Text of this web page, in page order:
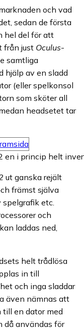
och vad
sedan de första
hel del för att
från just Oculus-
samtliga
hjälp av en sladd
(eller spelkonsol
som sköter all
headsetet tar
en i princip helt
ut ganska rejält
främst själva
etc.
och
laddas ned,
helt trådlösa
in till
och inga sladdar
även nämnas att
en dator med
då användas för